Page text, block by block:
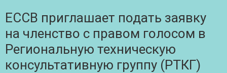
ЕССВ приглашает подать заявку
на членство с правом голосом в
Региональную техническую
консультативную группу (РТКГ)